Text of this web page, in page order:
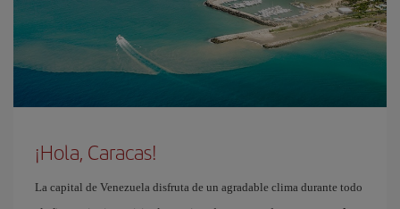
¡Hola, Caracas!
La capital de Venezuela disfruta de un agradable clima durante todo